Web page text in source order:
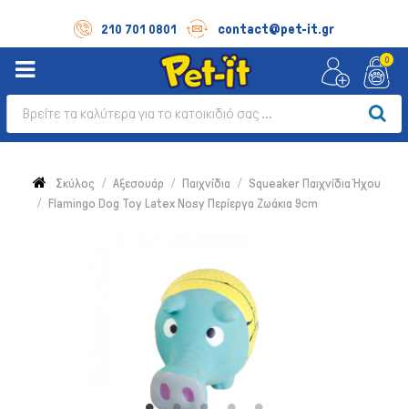
210 701 0801 contact@pet-it.gr
0
Σκύλος Αξεσουάρ Παιχνίδια
Squeaker Παιχνίδια Ήχου
Flamingo Dog Toy Latex Nosy Περίεργα Ζωάκια 9cm